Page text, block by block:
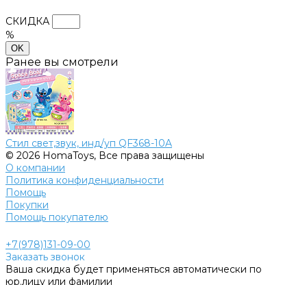
СКИДКА
%
OK
Ранее вы смотрели
Стил свет,звук, инд/уп QF368-10A
© 2026 HomaToys, Все права защищены
О компании
Политика конфиденциальности
Помощь
Покупки
Помощь покупателю
+7(978)131-09-00
Заказать звонок
Ваша скидка будет применяться автоматически по
юр.лицу или фамилии